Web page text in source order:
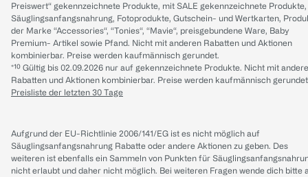
Preiswert“ gekennzeichnete Produkte, mit SALE gekennzeichnete Produkte,
Säuglingsanfangsnahrung, Fotoprodukte, Gutschein- und Wertkarten,
der Marke “Accessories“, “Tonies“, “Mavie“, preisgebundene Ware, Baby
Premium- Artikel sowie Pfand. Nicht mit anderen Rabatten und Aktionen
kombinierbar. Preise werden kaufmännisch gerundet.
*¹⁰ Gültig bis 02.09.2026 nur auf gekennzeichnete Produkte. Nicht mit
Rabatten und Aktionen kombinierbar. Preise werden kaufmännisch
Preisliste der letzten 30 Tage
Aufgrund der EU-Richtlinie 2006/141/EG ist es nicht möglich auf
Säuglingsanfangsnahrung Rabatte oder andere Aktionen zu geben. Des
weiteren ist ebenfalls ein Sammeln von Punkten für
nicht erlaubt und daher nicht möglich. Bei weiteren Fragen wende dich bitte